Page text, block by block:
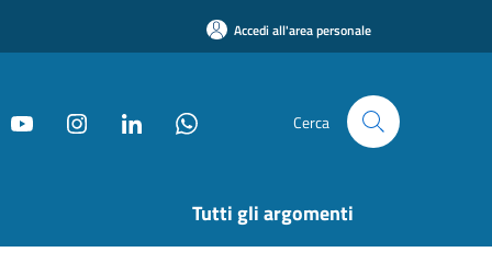
Accedi all'area personale
Cerca
Tutti gli argomenti